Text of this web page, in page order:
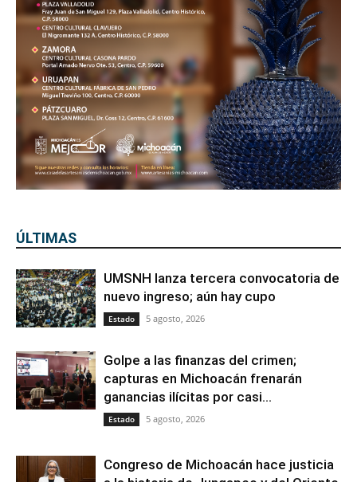
ÚLTIMAS
UMSNH lanza tercera convocatoria de
nuevo ingreso; aún hay cupo
Estado 5 agosto, 2026
Golpe a las finanzas del crimen;
capturas en Michoacán frenarán
ganancias ilícitas por casi...
Estado 5 agosto, 2026
Congreso de Michoacán hace justicia